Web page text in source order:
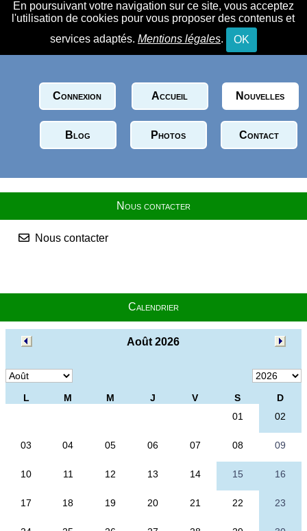
En poursuivant votre navigation sur ce site, vous acceptez
l'utilisation de cookies pour vous proposer des contenus et
services adaptés. Mentions légales. OK
Connexion Accueil Nouvelles
Blog Photos Contact
Nous contacter
Nous contacter
Calendrier